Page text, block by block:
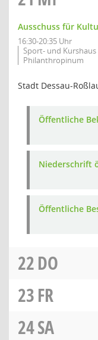
Ausschuss für
16:30-20:35 Uhr
Sport- und
Philanthropinum
Stadt Dessau-
Öffentliche
Niederschrift
Öffentliche
22DO
23FR
24SA